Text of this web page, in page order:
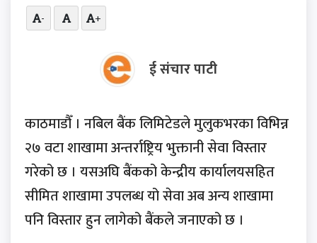
- +
ई संचार पाटी
काठमाडौँ । नबिल बैंक लिमिटेडले मुलुकभरका विभिन्न
२७ वटा शाखामा अन्तर्राष्ट्रिय भुक्तानी सेवा विस्तार
गरेको छ । यसअघि बैंकको केन्द्रीय कार्यालयसहित
सीमित शाखामा उपलब्ध यो सेवा अब अन्य शाखामा
पनि विस्तार हुन लागेको बैंकले जनाएको छ ।